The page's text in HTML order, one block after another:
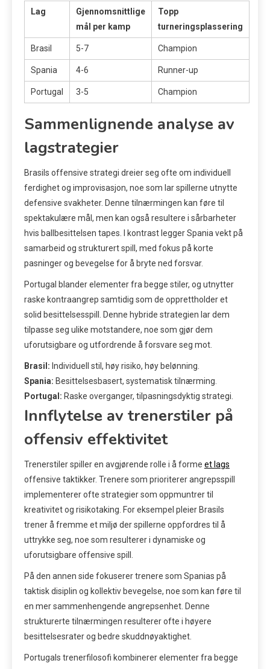
Lag
Gjennomsnittlige
mål per kamp
Topp
turneringsplassering
Brasil 5-7 Champion
Spania 4-6 Runner-up
Portugal 3-5 Champion
Sammenlignende analyse av
lagstrategier
Brasils offensive strategi dreier seg ofte om individuell
ferdighet og improvisasjon, noe som lar spillerne utnytte
defensive svakheter. Denne tilnærmingen kan føre til
spektakulære mål, men kan også resultere i sårbarheter
hvis ballbesittelsen tapes. I kontrast legger Spania vekt på
samarbeid og strukturert spill, med fokus på korte
pasninger og bevegelse for å bryte ned forsvar.
Portugal blander elementer fra begge stiler, og utnytter
raske kontraangrep samtidig som de opprettholder et
solid besittelsesspill. Denne hybride strategien lar dem
tilpasse seg ulike motstandere, noe som gjør dem
uforutsigbare og utfordrende å forsvare seg mot.
Brasil: Individuell stil, høy risiko, høy belønning.
Spania: Besittelsesbasert, systematisk tilnærming.
Portugal: Raske overganger, tilpasningsdyktig strategi.
Innflytelse av trenerstiler på
offensiv effektivitet
Trenerstiler spiller en avgjørende rolle i å forme et lags
offensive taktikker. Trenere som prioriterer angrepsspill
implementerer ofte strategier som oppmuntrer til
kreativitet og risikotaking. For eksempel pleier Brasils
trener å fremme et miljø der spillerne oppfordres til å
uttrykke seg, noe som resulterer i dynamiske og
uforutsigbare offensive spill.
På den annen side fokuserer trenere som Spanias på
taktisk disiplin og kollektiv bevegelse, noe som kan føre til
en mer sammenhengende angrepsenhet. Denne
strukturerte tilnærmingen resulterer ofte i høyere
besittelsesrater og bedre skuddnøyaktighet.
Portugals trenerfilosofi kombinerer elementer fra begge